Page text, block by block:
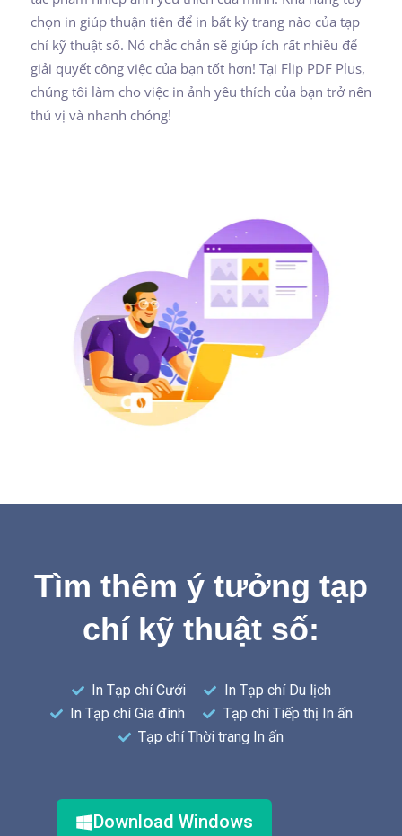
chọn in giúp thuận tiện để in bất kỳ trang nào của tạp
chí kỹ thuật số. Nó chắc chắn sẽ giúp ích rất nhiều để
giải quyết công việc của bạn tốt hơn! Tại Flip PDF Plus,
chúng tôi làm cho việc in ảnh yêu thích của bạn trở nên
thú vị và nhanh chóng!
Tìm thêm ý tưởng tạp
chí kỹ thuật số:
In Tạp chí Cưới
In Tạp chí Du lịch
In Tạp chí Gia đình
Tạp chí Tiếp thị In ấn
Tạp chí Thời trang In ấn
Download Windows